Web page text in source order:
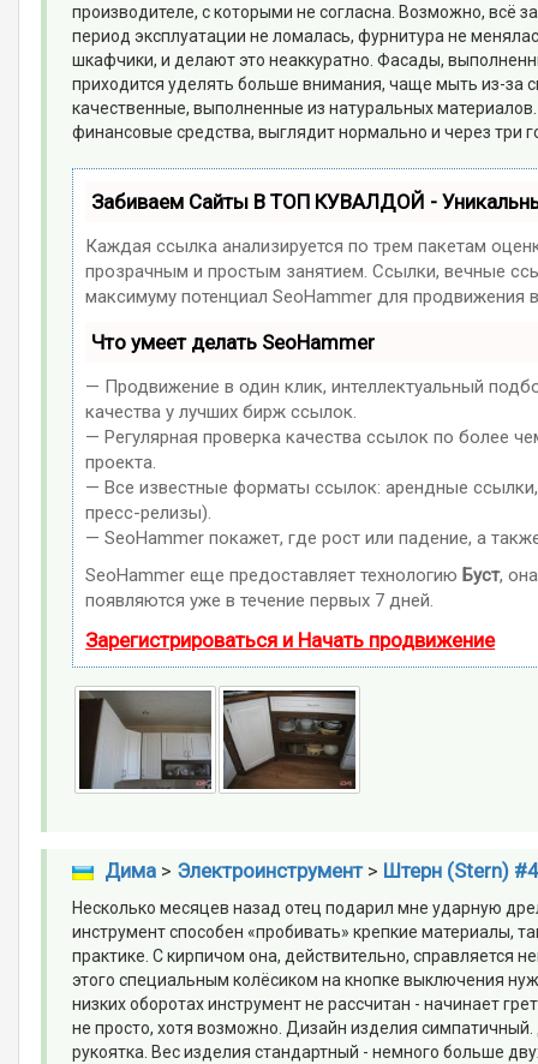
производителе, с которыми не согласна. Возможно, всё
период эксплуатации не ломалась, фурнитура не
шкафчики, и делают это неаккуратно. Фасады,
приходится уделять больше внимания, чаще мыть из-за
качественные, выполненные из натуральных
финансовые средства, выглядит нормально и через три
Забиваем Сайты В ТОП КУВАЛДОЙ -
Каждая ссылка анализируется по трем пакетам
прозрачным и простым занятием. Ссылки, вечные
максимуму потенциал SeoHammer для продвижения
Что умеет делать SeoHammer
— Продвижение в один клик, интеллектуальный
качества у лучших бирж ссылок.
— Регулярная проверка качества ссылок по более
проекта.
— Все известные форматы ссылок: арендные
пресс-релизы).
— SeoHammer покажет, где рост или падение, а
SeoHammer еще предоставляет технологиюБуст,
появляются уже в течение первых 7 дней.
Зарегистрироваться и Начать продвижение
Дима> Электроинструмент> Штерн (Stern)
Несколько месяцев назад отец подарил мне ударную
инструмент способен «пробивать» крепкие материалы,
практике. С кирпичом она, действительно,
этого специальным колёсиком на кнопке выключения
низких оборотах инструмент не рассчитан - начинает
не просто, хотя возможно. Дизайн изделия
рукоятка. Вес изделия стандартный - немного больше